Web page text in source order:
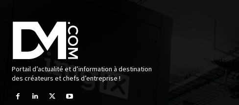
Portail d’actualité et d’information à destination
des créateurs et chefs d’entreprise !